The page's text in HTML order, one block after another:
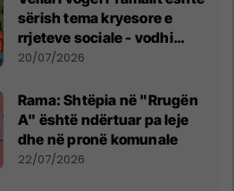
sërish tema kryesore e
rrjeteve sociale - vodhi
vëmendjen pas finales së
20/07/2026
Rama: Shtëpia në "Rrugën
A" është ndërtuar pa leje
dhe në pronë komunale
22/07/2026